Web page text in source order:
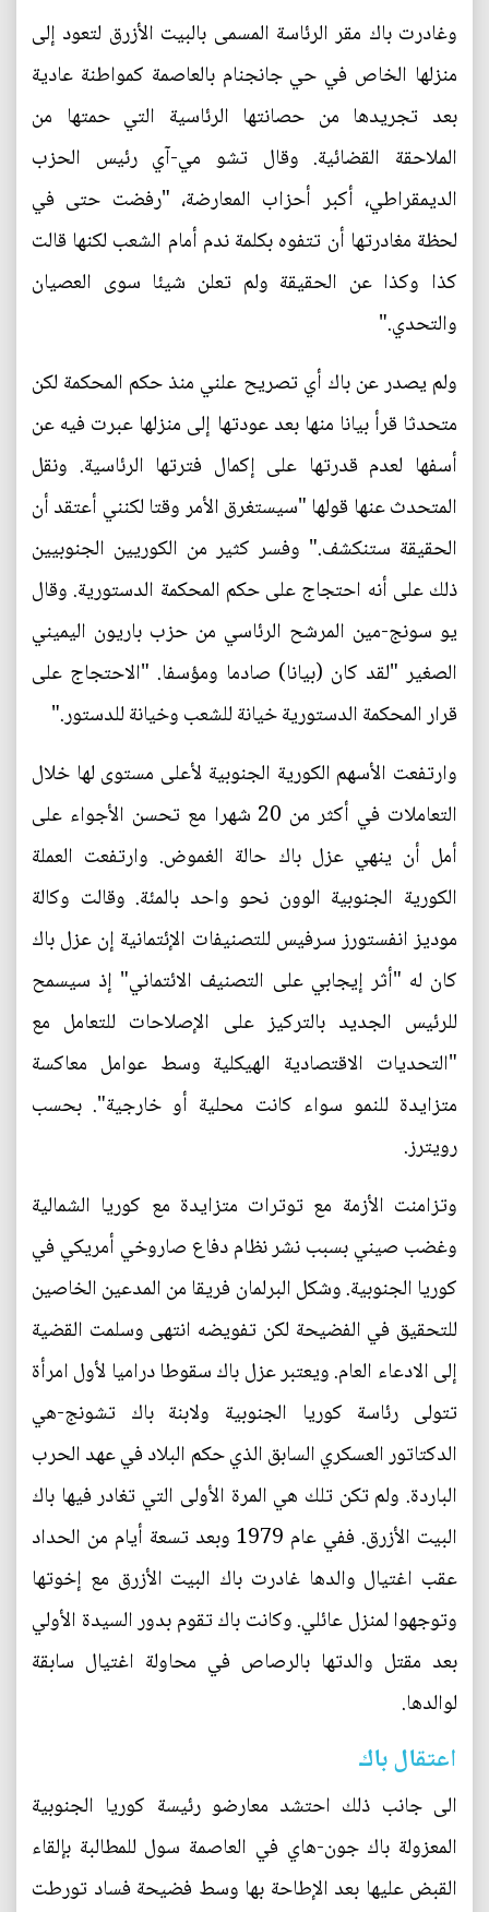
وغادرت باك مقر الرئاسة المسمى بالبيت الأزرق لتعود إلى
منزلها الخاص في حي جانجنام بالعاصمة كمواطنة عادية
بعد تجريدها من حصانتها الرئاسية التي حمتها من
الملاحقة القضائية. وقال تشو مي-آي رئيس الحزب
الديمقراطي، أكبر أحزاب المعارضة، "رفضت حتى في
لحظة مغادرتها أن تتفوه بكلمة ندم أمام الشعب لكنها قالت
كذا وكذا عن الحقيقة ولم تعلن شيئا سوى العصيان
والتحدي."
ولم يصدر عن باك أي تصريح علني منذ حكم المحكمة لكن
متحدثا قرأ بيانا منها بعد عودتها إلى منزلها عبرت فيه عن
أسفها لعدم قدرتها على إكمال فترتها الرئاسية. ونقل
المتحدث عنها قولها "سيستغرق الأمر وقتا لكنني أعتقد أن
الحقيقة ستنكشف." وفسر كثير من الكوريين الجنوبيين
ذلك على أنه احتجاج على حكم المحكمة الدستورية. وقال
يو سونج-مين المرشح الرئاسي من حزب باريون اليميني
الصغير "لقد كان (بيانا) صادما ومؤسفا. "الاحتجاج على
قرار المحكمة الدستورية خيانة للشعب وخيانة للدستور."
وارتفعت الأسهم الكورية الجنوبية لأعلى مستوى لها خلال
التعاملات في أكثر من 20 شهرا مع تحسن الأجواء على
أمل أن ينهي عزل باك حالة الغموض. وارتفعت العملة
الكورية الجنوبية الوون نحو واحد بالمئة. وقالت وكالة
موديز انفستورز سرفيس للتصنيفات الإئتمانية إن عزل باك
كان له "أثر إيجابي على التصنيف الائتماني" إذ سيسمح
للرئيس الجديد بالتركيز على الإصلاحات للتعامل مع
"التحديات الاقتصادية الهيكلية وسط عوامل معاكسة
متزايدة للنمو سواء كانت محلية أو خارجية". بحسب
رويترز.
وتزامنت الأزمة مع توترات متزايدة مع كوريا الشمالية
وغضب صيني بسبب نشر نظام دفاع صاروخي أمريكي في
كوريا الجنوبية. وشكل البرلمان فريقا من المدعين الخاصين
للتحقيق في الفضيحة لكن تفويضه انتهى وسلمت القضية
إلى الادعاء العام. ويعتبر عزل باك سقوطا دراميا لأول امرأة
تتولى رئاسة كوريا الجنوبية ولابنة باك تشونج-هي
الدكتاتور العسكري السابق الذي حكم البلاد في عهد الحرب
الباردة. ولم تكن تلك هي المرة الأولى التي تغادر فيها باك
البيت الأزرق. ففي عام 1979 وبعد تسعة أيام من الحداد
عقب اغتيال والدها غادرت باك البيت الأزرق مع إخوتها
وتوجهوا لمنزل عائلي. وكانت باك تقوم بدور السيدة الأولي
بعد مقتل والدتها بالرصاص في محاولة اغتيال سابقة
لوالدها.
اعتقال باك
الى جانب ذلك احتشد معارضو رئيسة كوريا الجنوبية
المعزولة باك جون-هاي في العاصمة سول للمطالبة بإلقاء
القبض عليها بعد الإطاحة بها وسط فضيحة فساد تورطت